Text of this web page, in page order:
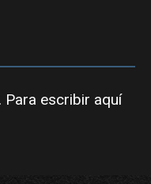
Para escribir aquí